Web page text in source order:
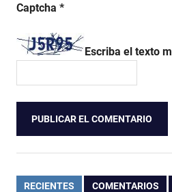
Captcha *
Escriba el texto
RECIENTES COMENTARIOS